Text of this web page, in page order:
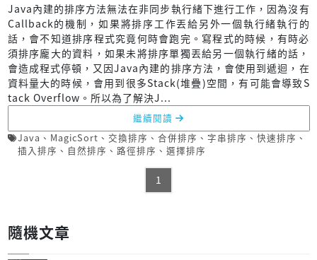
Java內建的排序方法無法在非同步執行緒下進行工作，因為沒有
Callback的機制，如果將排序工作丟給另外一個執行緒執行的
話，會不知道排序程式究竟何時會跑完。寫程式的時候，有時必
須排序龐大的資料，如果未將排序單獨丟給另一個執行緒的話，
會造成程式停頓，又因Java內建的排序方法，會使用到遞迴，在
資料量大的時候，會用到很多Stack(堆疊)空間，有可能會導致S
tack Overflow。所以為了解決J...
繼續閱讀
Java 、 MagicSort 、 交換排序 、 合併排序 、 字串排序 、 快速排序 、
插入排序 、 自然排序 、 路徑排序 、 選擇排序
1
隨機文章